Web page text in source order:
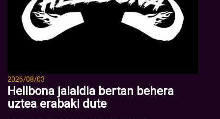
2026/08/03
Hellbona jaialdia bertan behera
uztea erabaki dute